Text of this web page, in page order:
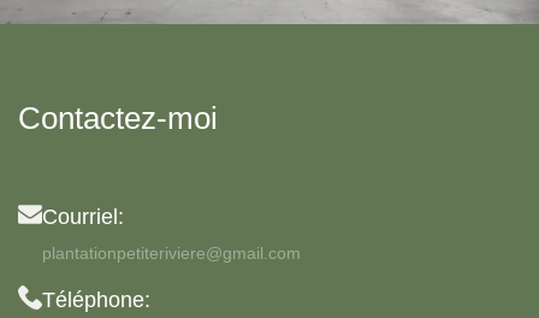
Contactez-moi
Courriel:
plantationpetiteriviere@gmail.com
Téléphone: